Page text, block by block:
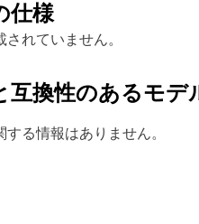
仕様
れていません。
互換性のあるモデ
る情報はありません。